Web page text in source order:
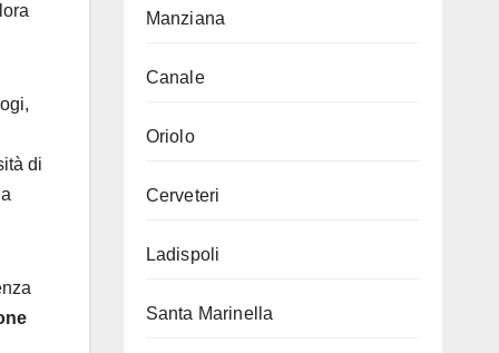
di
Manziana
Canale
Oriolo
Cerveteri
Ladispoli
Santa Marinella